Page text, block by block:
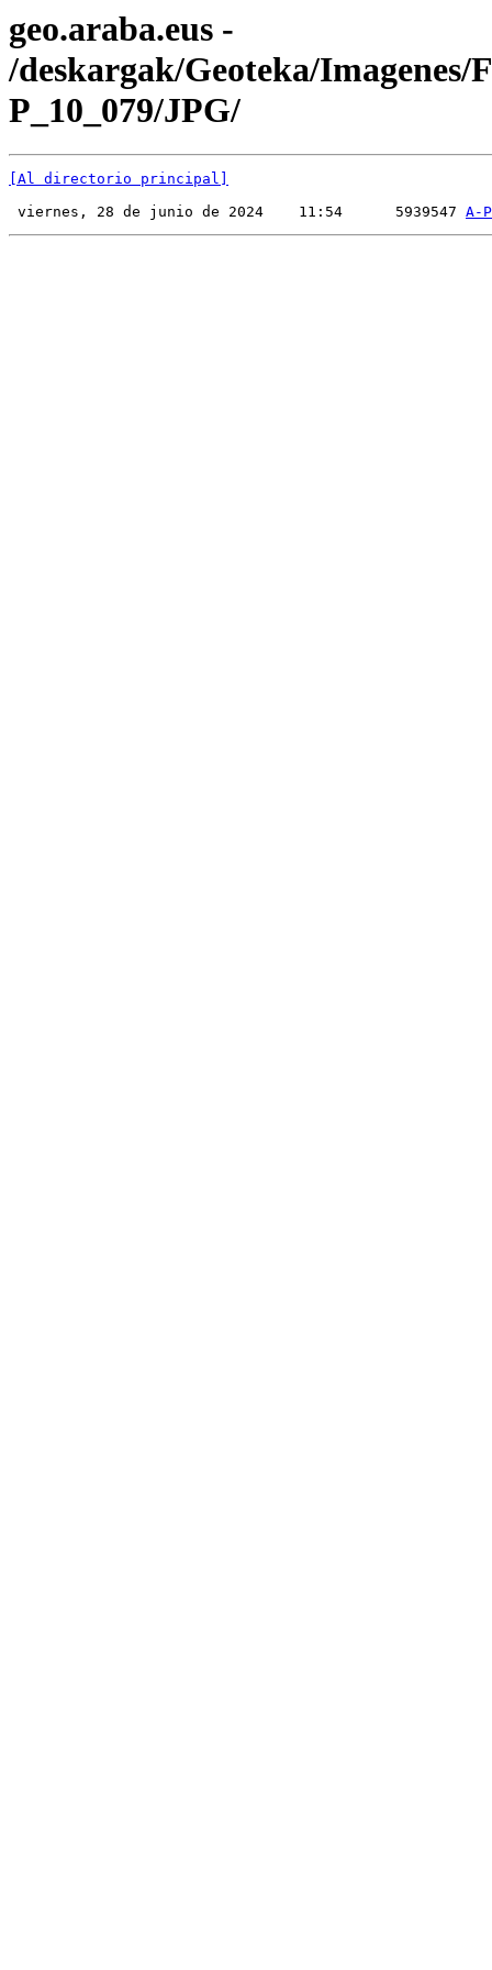
geo.araba.eus -
/deskargak/Geoteka/Imagenes/
P_10_079/JPG/
[Al directorio principal]
viernes, 28 de junio de 2024    11:54      5939547 A-